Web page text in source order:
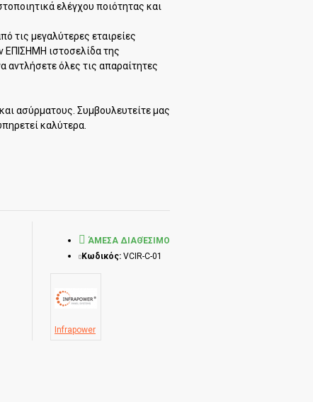
ελέγχου ποιότητας και
τις μεγαλύτερες εταιρείες
ιστοσελίδα της
αντλήσετε όλες τις απαραίτητες
ασύρματους. Συμβουλευτείτε μας
καλύτερα.
ΆΜΕΣΑ ΔΙΑΘΈΣΙΜΟ
Κωδικός: VCIR-C-01
Infrapower